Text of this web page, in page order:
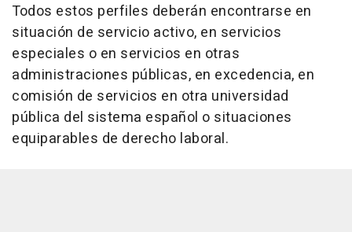
Todos estos perfiles deberán encontrarse en
situación de servicio activo, en servicios
especiales o en servicios en otras
administraciones públicas, en excedencia, en
comisión de servicios en otra universidad
pública del sistema español o situaciones
equiparables de derecho laboral.